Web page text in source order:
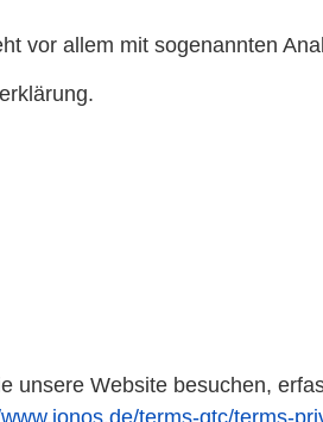
vor allem mit sogenannten
unsere Website besuchen,
terms-gtc/terms-